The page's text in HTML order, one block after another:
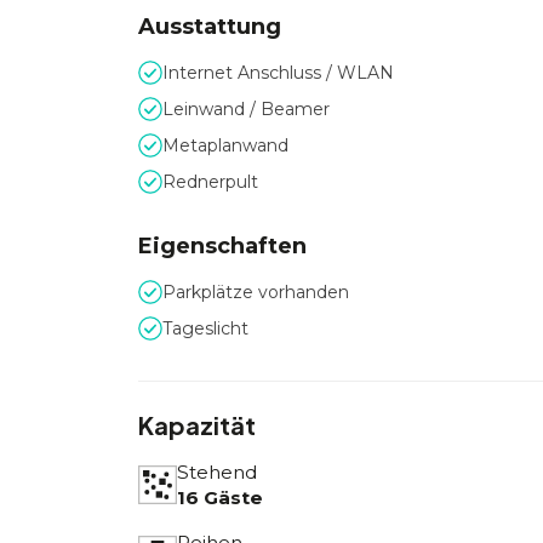
Ausstattung
Internet Anschluss / WLAN
Leinwand / Beamer
Metaplanwand
Rednerpult
Eigenschaften
Parkplätze vorhanden
Tageslicht
Kapazität
Stehend
16 Gäste